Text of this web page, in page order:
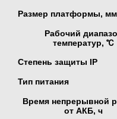
Размер платформы, мм
Рабочий
температур, ℃
Степень защиты IP
Тип питания
Время непрерывной
от АКБ, ч